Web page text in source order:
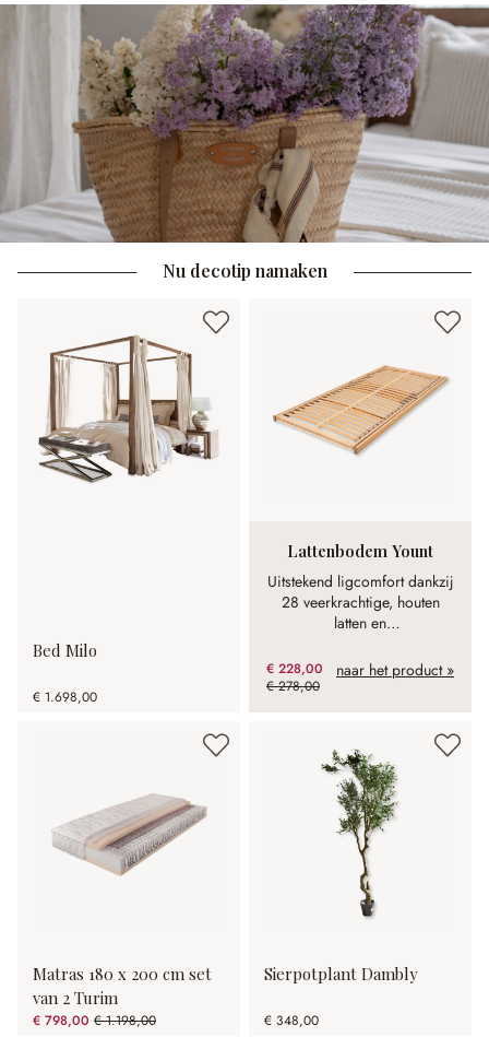
Nu decotip namaken
Bed Milo
€ 1.698,00
Lattenbodem Yount
Uitstekend ligcomfort dankzij
28 veerkrachtige, houten
latten en
€ 228,00
€ 278,00
(17.99% gespart)
naar het product »
Matras 180 x 200 cm set
van 2 Turim
€ 798,00 € 1.198,00
(33.39% gespart)
Sierpotplant Dambly
€ 348,00